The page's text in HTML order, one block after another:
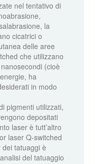
nel tentativo di
la
cicatrici o
delle aree
che utilizzano
(cioè
ha
in modo
pigmenti utilizzati,
depositati
laser è tutt’altro
laser Q-switched
tatuaggi è
del tatuaggio